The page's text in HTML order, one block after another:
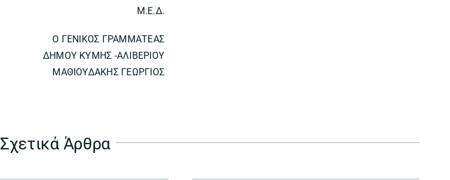
Μ.Ε.Δ.
Ο ΓΕΝΙΚΟΣ ΓΡΑΜΜΑΤΕΑΣ
ΔΗΜΟΥ ΚΥΜΗΣ -ΑΛΙΒΕΡΙΟΥ
ΜΑΘΙΟΥΔΑΚΗΣ ΓΕΩΡΓΙΟΣ
Σχετικά Άρθρα